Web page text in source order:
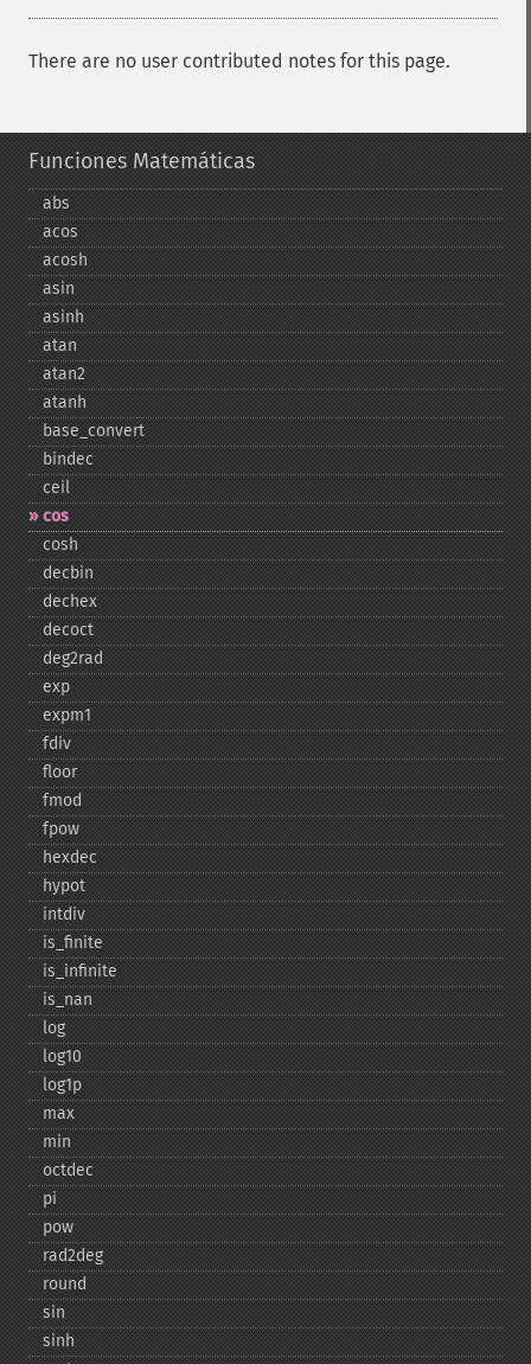
There are no user contributed notes for this page.
Funciones Matemáticas
abs
acos
acosh
asin
asinh
atan
atan2
atanh
base_​convert
bindec
ceil
cos
cosh
decbin
dechex
decoct
deg2rad
exp
expm1
fdiv
floor
fmod
fpow
hexdec
hypot
intdiv
is_​finite
is_​infinite
is_​nan
log
log10
log1p
max
min
octdec
pi
pow
rad2deg
round
sin
sinh